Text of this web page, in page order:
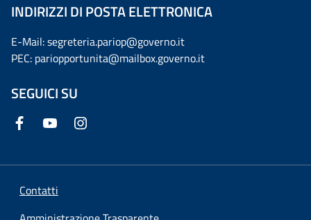
INDIRIZZI DI POSTA ELETTRONICA
E-Mail: segreteria.pariop@governo.it
PEC: pariopportunita@mailbox.governo.it
SEGUICI SU
Contatti